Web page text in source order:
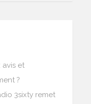
avis et
?
3sixty remet